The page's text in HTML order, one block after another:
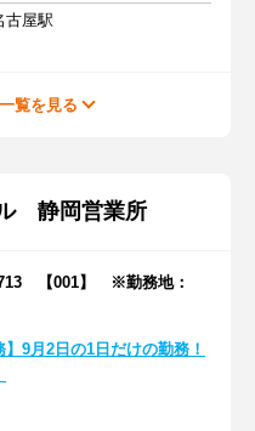
屋駅
覧を見る
静岡営業所
【001】 ※勤務地：
】9月2日の1日だけの勤務！